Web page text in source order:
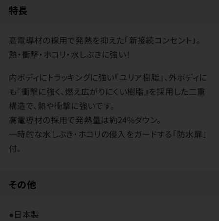
特長
高電導材の採用で発熱を抑えた｢新接続コンセント｣。
熱・衝撃・ホコリ・水しぶきに強い！
内ボディにトラッキングに強い『ユリア樹脂』、外ボディに
も『衝撃に強く、燃え広がりにくい樹脂』を採用した二重
構造で、熱や衝撃に強いです。
高電導材の採用で発熱量は約24%ダウン。
一時的な水しぶき･ホコリの侵入をガードする｢防水扉｣
付。
その他
●日本製